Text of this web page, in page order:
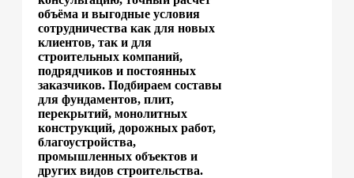
объёма и выгодные условия
сотрудничества как для новых
клиентов, так и для
строительных компаний,
подрядчиков и постоянных
заказчиков. Подбираем составы
для фундаментов, плит,
перекрытий, монолитных
конструкций, дорожных работ,
благоустройства,
промышленных объектов и
других видов строительства.